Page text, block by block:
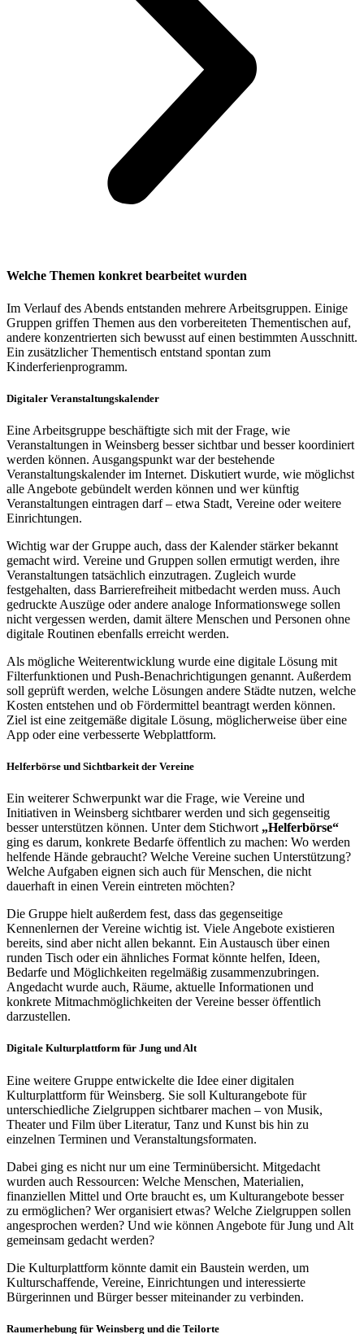
Welche Themen konkret bearbeitet wurden
Im Verlauf des Abends entstanden mehrere Arbeitsgruppen. Einige
Gruppen griffen Themen aus den vorbereiteten Thementischen auf,
andere konzentrierten sich bewusst auf einen bestimmten Ausschnitt.
Ein zusätzlicher Thementisch entstand spontan zum
Kinderferienprogramm.
Digitaler Veranstaltungskalender
Eine Arbeitsgruppe beschäftigte sich mit der Frage, wie
Veranstaltungen in Weinsberg besser sichtbar und besser koordiniert
werden können. Ausgangspunkt war der bestehende
Veranstaltungskalender im Internet. Diskutiert wurde, wie möglichst
alle Angebote gebündelt werden können und wer künftig
Veranstaltungen eintragen darf – etwa Stadt, Vereine oder weitere
Einrichtungen.
Wichtig war der Gruppe auch, dass der Kalender stärker bekannt
gemacht wird. Vereine und Gruppen sollen ermutigt werden, ihre
Veranstaltungen tatsächlich einzutragen. Zugleich wurde
festgehalten, dass Barrierefreiheit mitbedacht werden muss. Auch
gedruckte Auszüge oder andere analoge Informationswege sollen
nicht vergessen werden, damit ältere Menschen und Personen ohne
digitale Routinen ebenfalls erreicht werden.
Als mögliche Weiterentwicklung wurde eine digitale Lösung mit
Filterfunktionen und Push-Benachrichtigungen genannt. Außerdem
soll geprüft werden, welche Lösungen andere Städte nutzen, welche
Kosten entstehen und ob Fördermittel beantragt werden können.
Ziel ist eine zeitgemäße digitale Lösung, möglicherweise über eine
App oder eine verbesserte Webplattform.
Helferbörse und Sichtbarkeit der Vereine
Ein weiterer Schwerpunkt war die Frage, wie Vereine und
Initiativen in Weinsberg sichtbarer werden und sich gegenseitig
besser unterstützen können. Unter dem Stichwort „Helferbörse“
ging es darum, konkrete Bedarfe öffentlich zu machen: Wo werden
helfende Hände gebraucht? Welche Vereine suchen Unterstützung?
Welche Aufgaben eignen sich auch für Menschen, die nicht
dauerhaft in einen Verein eintreten möchten?
Die Gruppe hielt außerdem fest, dass das gegenseitige
Kennenlernen der Vereine wichtig ist. Viele Angebote existieren
bereits, sind aber nicht allen bekannt. Ein Austausch über einen
runden Tisch oder ein ähnliches Format könnte helfen, Ideen,
Bedarfe und Möglichkeiten regelmäßig zusammenzubringen.
Angedacht wurde auch, Räume, aktuelle Informationen und
konkrete Mitmachmöglichkeiten der Vereine besser öffentlich
darzustellen.
Digitale Kulturplattform für Jung und Alt
Eine weitere Gruppe entwickelte die Idee einer digitalen
Kulturplattform für Weinsberg. Sie soll Kulturangebote für
unterschiedliche Zielgruppen sichtbarer machen – von Musik,
Theater und Film über Literatur, Tanz und Kunst bis hin zu
einzelnen Terminen und Veranstaltungsformaten.
Dabei ging es nicht nur um eine Terminübersicht. Mitgedacht
wurden auch Ressourcen: Welche Menschen, Materialien,
finanziellen Mittel und Orte braucht es, um Kulturangebote besser
zu ermöglichen? Wer organisiert etwas? Welche Zielgruppen sollen
angesprochen werden? Und wie können Angebote für Jung und Alt
gemeinsam gedacht werden?
Die Kulturplattform könnte damit ein Baustein werden, um
Kulturschaffende, Vereine, Einrichtungen und interessierte
Bürgerinnen und Bürger besser miteinander zu verbinden.
Raumerhebung für Weinsberg und die Teilorte